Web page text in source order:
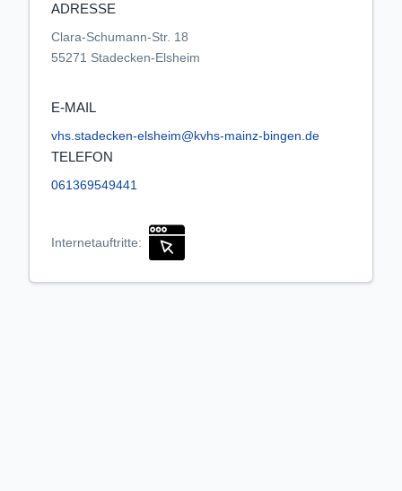
ADRESSE
Clara-Schumann-Str. 18
55271 Stadecken-Elsheim
E-MAIL
vhs.stadecken-elsheim@kvhs-mainz-bingen.de
TELEFON
061369549441
Internetauftritte: